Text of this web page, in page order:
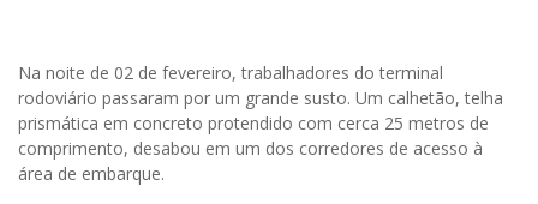
Na noite de 02 de fevereiro, trabalhadores do terminal
rodoviário passaram por um grande susto. Um calhetão, telha
prismática em concreto protendido com cerca 25 metros de
comprimento, desabou em um dos corredores de acesso à
área de embarque.